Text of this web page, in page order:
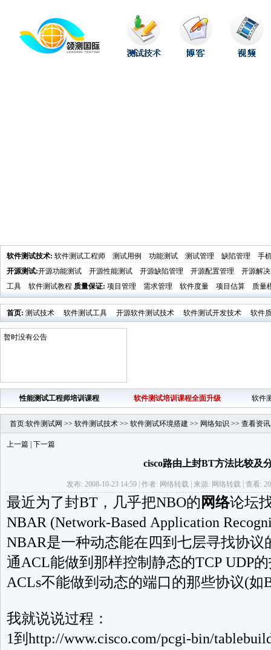
软件测试技术: 软件测试工程师 测试用例 功能测试 测试管理 缺陷管理
手
开源测试:开源功能测试 开源性能测试 开源缺陷管理 开源配置管理
开源解
工具
软件测试教程 质量保证: 项目管理 需求管理 软件度量 项目估算 质量
首页: 测试技术 软件测试工具 开源软件测试技术 软件测试开发技术
软件
业界新闻
软件测试时代活动发布
暂时没有公告
性能测试工程师培训课程 软件测试培训课程全面升级 软件
首页:软件测试网 >> 软件测试技术 >> 软件测试环境搭建 >> 网络知识 >> 查看资讯
上一篇 下一篇
cisco路由上封BT方法比较及
发布: 2008-10-23 14:59 | 作者: 网络转载 | 来源: 网络转载 | 查看:
最近为了封BT，几乎把NBO的 网络论坛
NBAR (Network-Based Application
NBAR是一种动态能在四到七层寻找协议
通ACL能做到那样控制静态的TCP UDP
ACLs不能做到动态的端口的那些协议(如
我就说说过程：
1到http://www.cisco.com/pcgi-bin/